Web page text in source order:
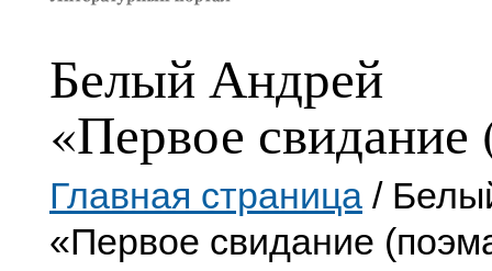
Белый Андрей
«Первое
Главная страница /
«Первое свидание